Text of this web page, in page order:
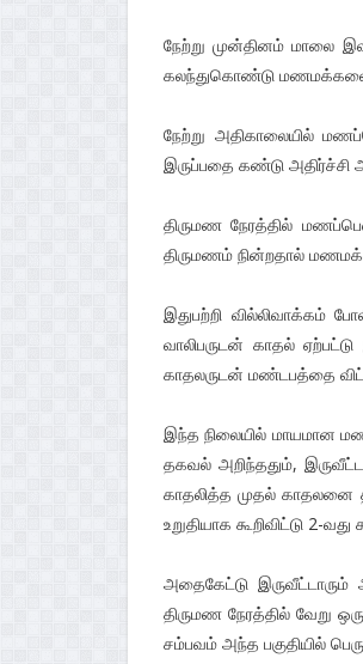
நேற்று முன்தினம் மாலை
கலந்துகொண்டு மணமக்களை
நேற்று அதிகாலையில்
இருப்பதை கண்டு அதிர்ச்சி
திருமண நேரத்தில்
திருமணம் நின்றதால்
இதுபற்றி வில்லிவாக்கம்
வாலிபருடன் காதல் ஏற்பட்டு
காதலருடன் மண்டபத்தை விட்டு
இந்த நிலையில் மாயமான
தகவல் அறிந்ததும்,
காதலித்த முதல்
உறுதியாக கூறிவிட்டு 2-
அதைகேட்டு
திருமண நேரத்தில் வேறு
சம்பவம் அந்த பகுதியில்